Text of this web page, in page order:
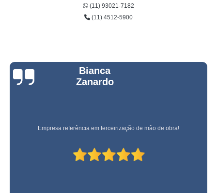
(11) 93021-7182
(11) 4512-5900
Bianca
Zanardo
Empresa referência em terceirização de mão de obra!